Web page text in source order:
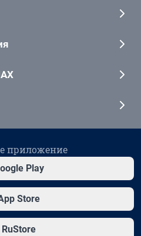
приложение
Play
Store
RuStore